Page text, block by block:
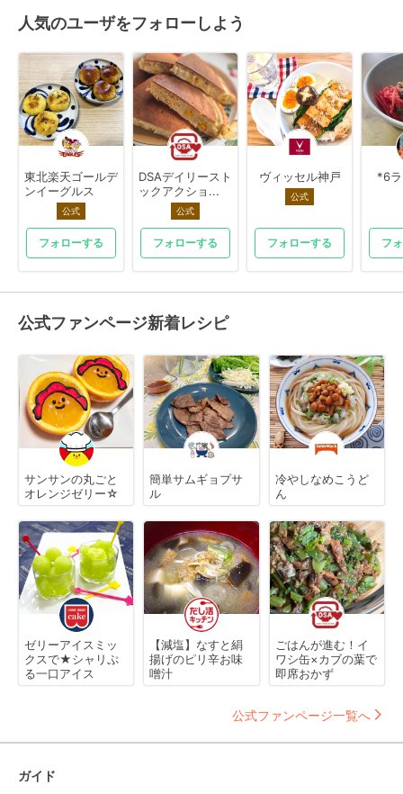
人気のユーザをフォローしよう
東北楽天ゴールデ
ンイーグルス
公式
フォローする
DSAデイリースト
ックアクショ...
公式
フォローする
ヴィッセル神戸
公式
フォローする
*6
フ
公式ファンページ新着レシピ
サンサンの丸ごと
オレンジゼリー☆
簡単サムギョプサ
ル
冷やしなめこうど
ん
ゼリーアイスミッ
クスで★シャリぷ
る一口アイス
【減塩】なすと絹
揚げのピリ辛お味
噌汁
ごはんが進む！イ
ワシ缶×カブの葉で
即席おかず
公式ファンページ一覧へ
ガイド